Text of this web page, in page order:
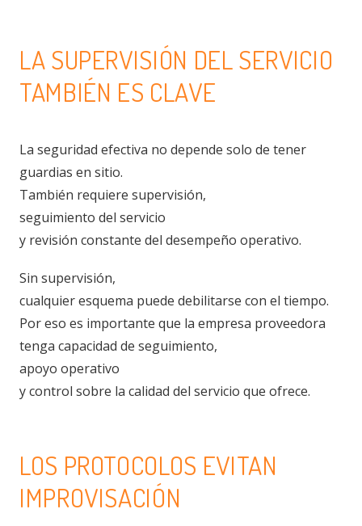
LA SUPERVISIÓN DEL SERVICIO
TAMBIÉN ES CLAVE
La seguridad efectiva no depende solo de tener
guardias en sitio.
También requiere supervisión,
seguimiento del servicio
y revisión constante del desempeño operativo.
Sin supervisión,
cualquier esquema puede debilitarse con el tiempo.
Por eso es importante que la empresa proveedora
tenga capacidad de seguimiento,
apoyo operativo
y control sobre la calidad del servicio que ofrece.
LOS PROTOCOLOS EVITAN
IMPROVISACIÓN